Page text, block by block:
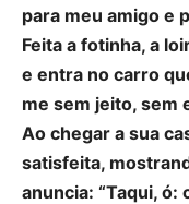
para meu amigo e
Feita a fotinha, a
e entra no carro
me sem jeito, sem
Ao chegar a sua
satisfeita,
anuncia: “Taqui,